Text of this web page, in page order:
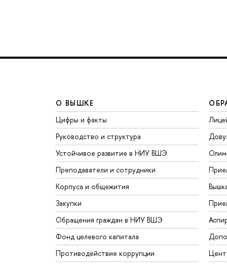
О ВЫШКЕ
Цифры и факты
Руководство и структура
Устойчивое развитие в НИУ ВШЭ
Преподаватели и сотрудники
Корпуса и общежития
Закупки
Обращения граждан в НИУ ВШЭ
Фонд целевого капитала
Противодействие коррупции